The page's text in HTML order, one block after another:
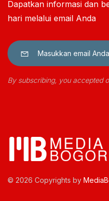
Dapatkan informasi dan
hari melalui email Anda
By subscribing, you accepted
© 2026 Copyrights by